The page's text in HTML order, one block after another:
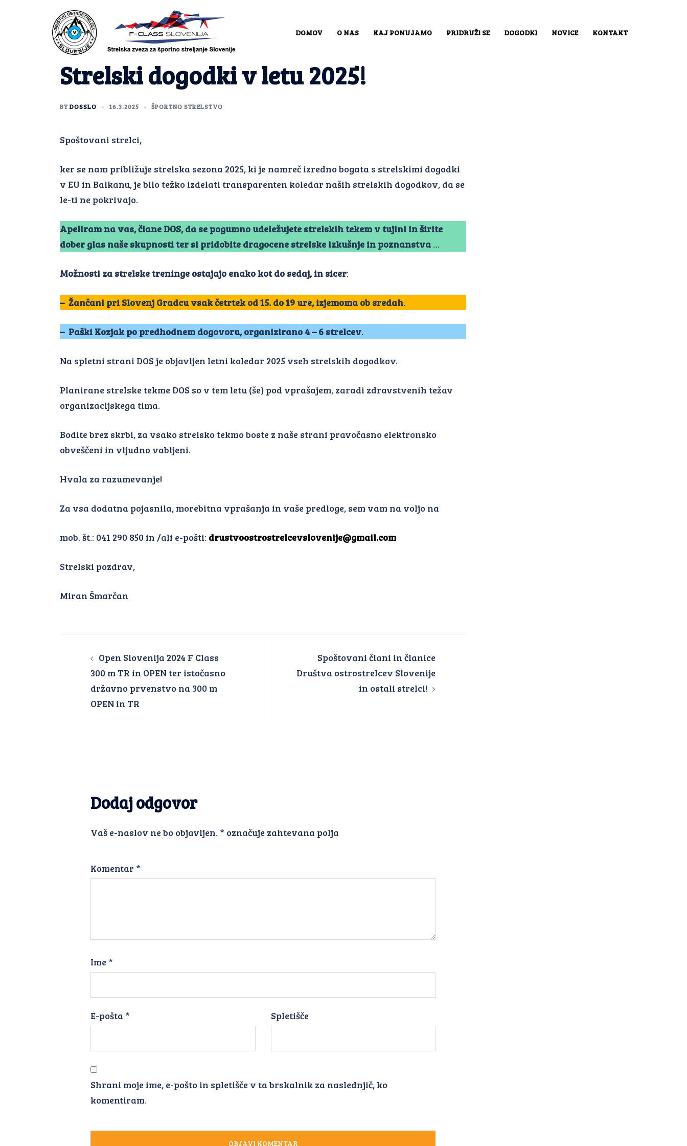
DOMOV O NAS KAJ PONUJAMO PRIDRUŽI SE DOGODKI NOVICE KONTAKT
Strelski dogodki v letu 2025!
BYDOSSLO 16.3.2025 ŠPORTNO STRELSTVO
Spoštovani strelci,
ker se nam približuje strelska sezona 2025, ki je namreč izredno bogata s strelskimi dogodki
v EU in Balkanu, je bilo težko izdelati transparenten koledar naših strelskih dogodkov, da se
le-ti ne pokrivajo.
Apeliram na vas, člane DOS, da se pogumno udeležujete strelskih tekem v tujini in širite
dober glas naše skupnosti ter si pridobite dragocene strelske izkušnje in poznanstva …
Možnosti za strelske treninge ostajajo enako kot do sedaj, in sicer:
– Žančani pri Slovenj Gradcu vsak četrtek od 15. do 19 ure, izjemoma ob sredah.
– Paški Kozjak po predhodnem dogovoru, organizirano 4 – 6 strelcev.
Na spletni strani DOS je objavljen letni koledar 2025 vseh strelskih dogodkov.
Planirane strelske tekme DOS so v tem letu (še) pod vprašajem, zaradi zdravstvenih težav
organizacijskega tima.
Bodite brez skrbi, za vsako strelsko tekmo boste z naše strani pravočasno elektronsko
obveščeni in vljudno vabljeni.
Hvala za razumevanje!
Za vsa dodatna pojasnila, morebitna vprašanja in vaše predloge, sem vam na voljo na
mob. št.: 041 290 850 in /ali e-pošti: drustvoostrostrelcevslovenije@gmail.com
Strelski pozdrav,
Miran Šmarčan
Open Slovenija 2024 F Class
300 m TR in OPEN ter istočasno
državno prvenstvo na 300 m
OPEN in TR
Spoštovani člani in članice
Društva ostrostrelcev Slovenije
in ostali strelci!
Dodaj odgovor
Vaš e-naslov ne bo objavljen. * označuje zahtevana polja
Komentar *
Ime *
E-pošta * Spletišče
Shrani moje ime, e-pošto in spletišče v ta brskalnik za naslednjič, ko
komentiram.